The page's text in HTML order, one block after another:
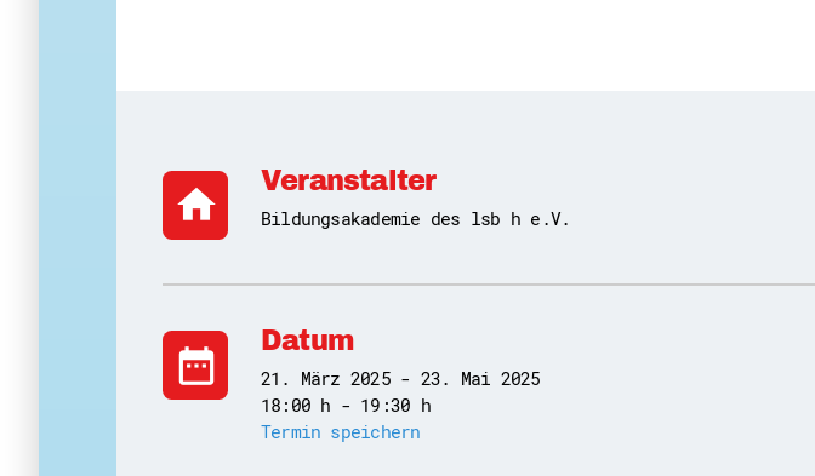
home
Veranstalter
Bildungsakademie des lsb h e.V.
date_range
Datum
21. März 2025 - 23. Mai 2025
18:00 h - 19:30 h
Termin speichern